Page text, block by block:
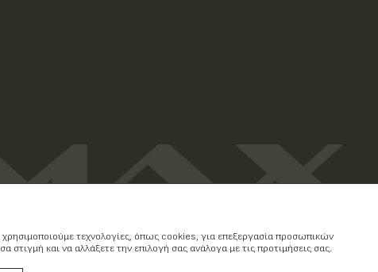
χρησιμοποιούμε τεχνολογίες, όπως cookies, για επεξεργασία προσωπικών
και να αλλάξετε την επιλογή σας ανάλογα με τις προτιμήσεις σας.